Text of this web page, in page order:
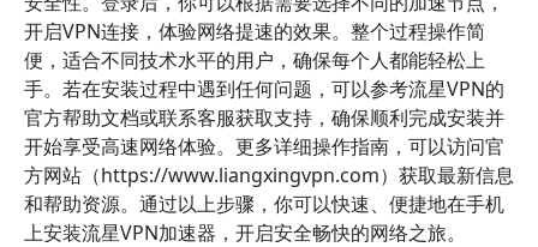
开启VPN连接，体验网络提速的效果。整个过程操作简
便，适合不同技术水平的用户，确保每个人都能轻松上
手。若在安装过程中遇到任何问题，可以参考流星VPN的
官方帮助文档或联系客服获取支持，确保顺利完成安装并
开始享受高速网络体验。更多详细操作指南，可以访问官
方网站（https://www.liangxingvpn.com）获取最新信息
和帮助资源。通过以上步骤，你可以快速、便捷地在手机
上安装流星VPN加速器，开启安全畅快的网络之旅。